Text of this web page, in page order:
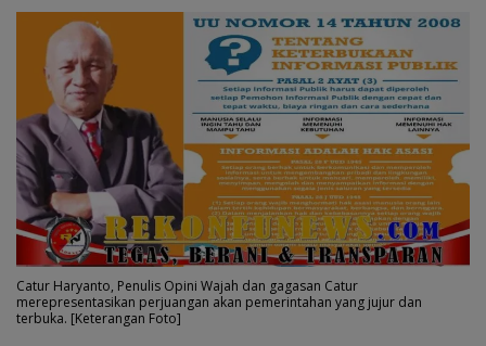
Catur Haryanto, Penulis Opini Wajah dan gagasan Catur
merepresentasikan perjuangan akan pemerintahan yang jujur dan
terbuka. [Keterangan Foto]